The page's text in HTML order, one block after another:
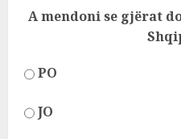
A mendoni se gjërat
PO
JO